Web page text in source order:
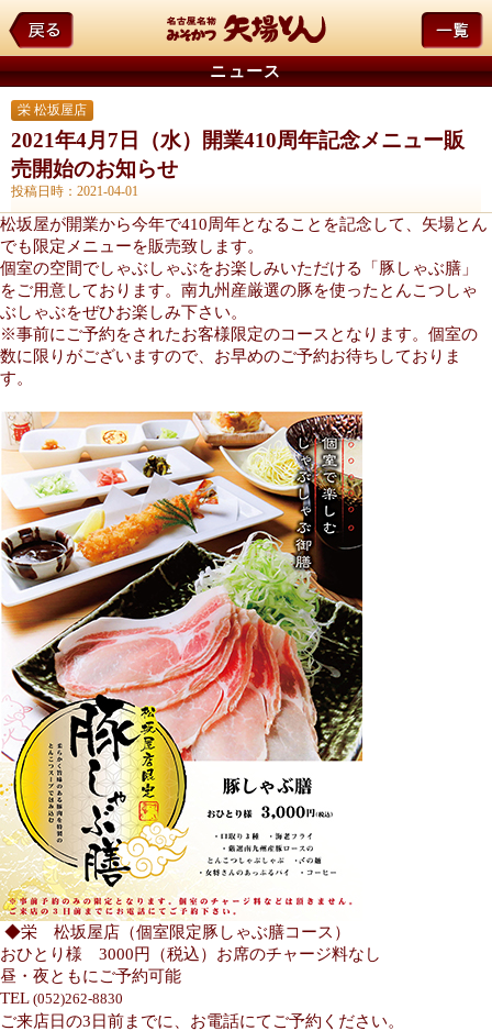
ニュース
栄 松坂屋店
2021年4月7日（水）開業410周年記念メニュー販
売開始のお知らせ
投稿日時：2021-04-01
松坂屋が開業から今年で410周年となることを記念して、矢場とん
でも限定メニューを販売致します。
個室の空間でしゃぶしゃぶをお楽しみいただける「豚しゃぶ膳」
をご用意しております。南九州産厳選の豚を使ったとんこつしゃ
ぶしゃぶをぜひお楽しみ下さい。
※事前にご予約をされたお客様限定のコースとなります。個室の
数に限りがございますので、お早めのご予約お待ちしておりま
す。
◆栄 松坂屋店（個室限定豚しゃぶ膳コース）
おひとり様 3000円（税込）お席のチャージ料なし
昼・夜ともにご予約可能
TEL (052)262-8830
ご来店日の3日前までに、お電話にてご予約ください。